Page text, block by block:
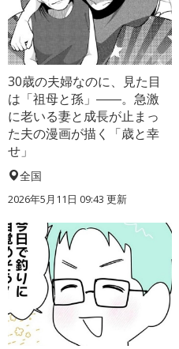
30歳の夫婦なのに、見た目
は「祖母と孫」――。急激
に老いる妻と成長が止まっ
た夫の漫画が描く「歳と幸
せ」
全国
2026年5月11日 09:43 更新